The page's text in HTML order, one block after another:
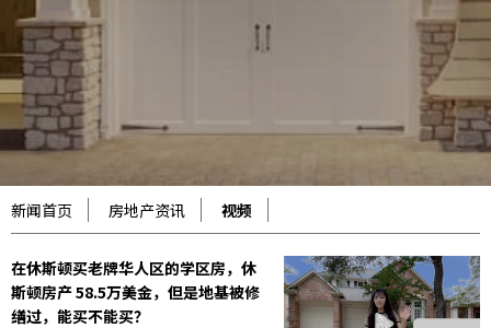
新闻首页 房地产资讯 视频
在休斯顿买老牌华人区的学区房，休
斯顿房产 58.5万美金，但是地基被修
缮过，能买不能买？